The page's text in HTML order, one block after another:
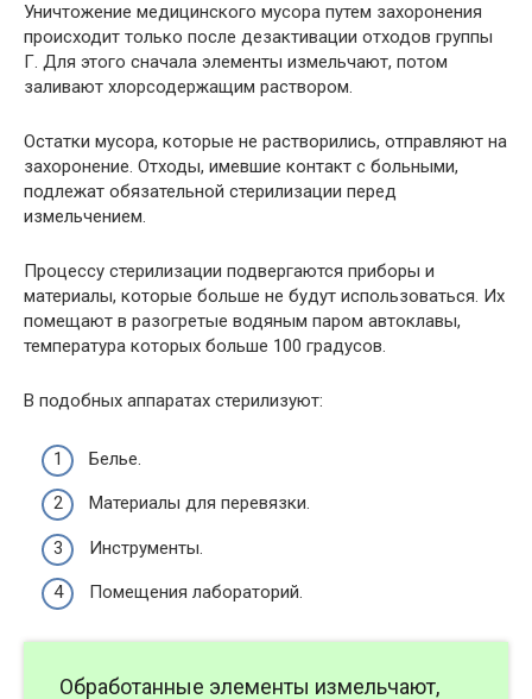
Уничтожение медицинского мусора путем захоронения
происходит только после дезактивации отходов группы
Г. Для этого сначала элементы измельчают, потом
заливают хлорсодержащим раствором.
Остатки мусора, которые не растворились, отправляют на
захоронение. Отходы, имевшие контакт с больными,
подлежат обязательной стерилизации перед
измельчением.
Процессу стерилизации подвергаются приборы и
материалы, которые больше не будут использоваться. Их
помещают в разогретые водяным паром автоклавы,
температура которых больше 100 градусов.
В подобных аппаратах стерилизуют:
Белье.
Материалы для перевязки.
Инструменты.
Помещения лабораторий.
Обработанные элементы измельчают,